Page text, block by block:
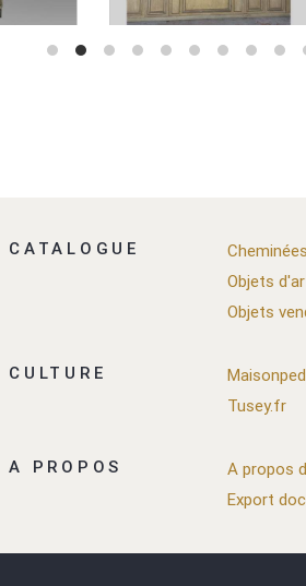
CATALOGUE
Objets
Objets
CULTURE
Tusey.fr
A PROPOS A propos
Export